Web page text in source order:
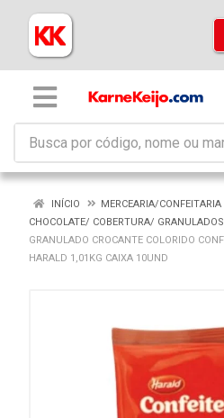
INÍCIO
MERCEARIA/CONFEITARIA
CHOCOLATE/ COBERTURA/ GRANULADOS
GRANULADO CROCANTE COLORIDO
HARALD 1,01KG CAIXA 10UND